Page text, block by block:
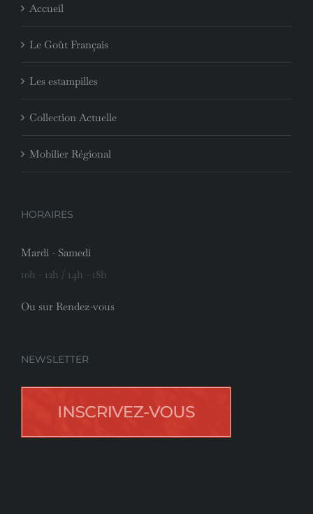
Accueil
Le Goût Français
Les estampilles
Collection Actuelle
Mobilier Régional
HORAIRES
Mardi - Samedi
10h - 12h / 14h - 18h
Ou sur Rendez-vous
NEWSLETTER